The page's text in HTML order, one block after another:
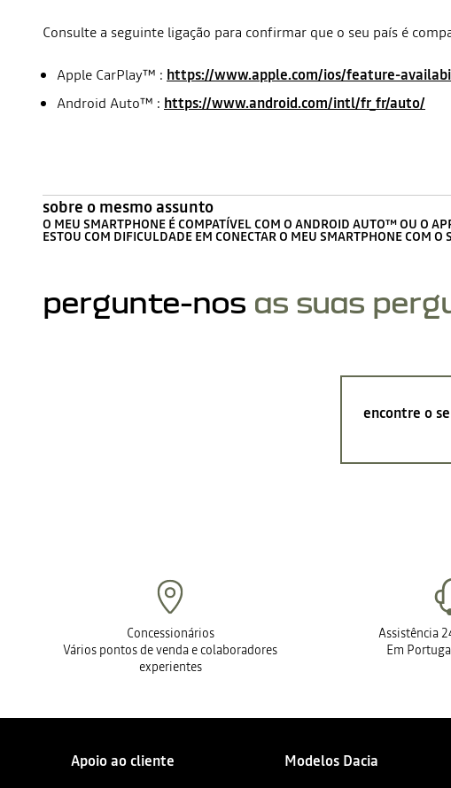
Consulte a seguinte ligação para confirmar que o seu país é
Apple CarPlay™ : https://www.apple.com/ios/feature-
Android Auto™ : https://www.android.com/intl/fr_fr/auto/
sobre o mesmo assunto
O MEU SMARTPHONE É COMPATÍVEL COM O ANDROID AUTO™ OU O
ESTOU COM DIFICULDADE EM CONECTAR O MEU SMARTPHONE COM
pergunte-nos as suas
encontre o
Concessionários
Vários pontos de venda e colaboradores
experientes
Assistência
Em
Apoio ao cliente Modelos Dacia